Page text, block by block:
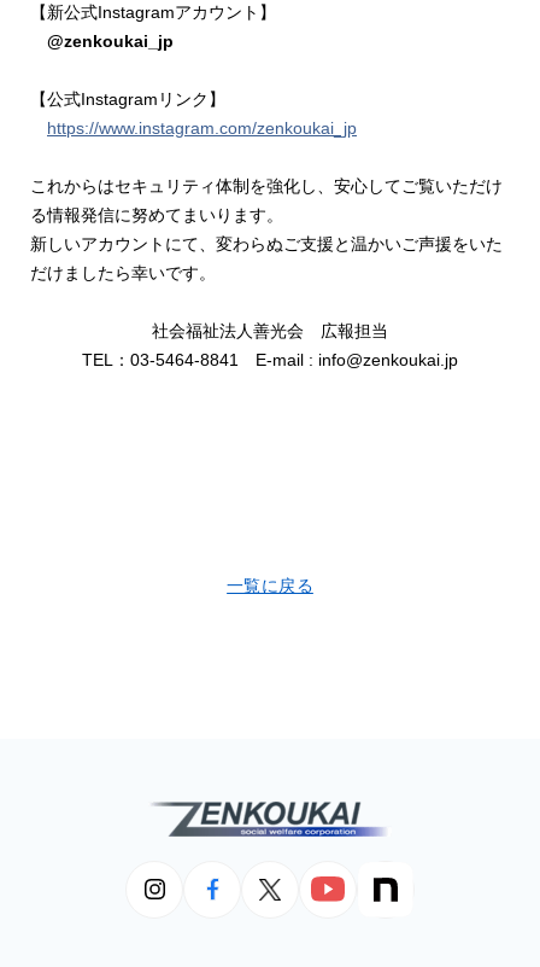
【新公式Instagramアカウント】
@zenkoukai_jp
【公式Instagramリンク】
https://www.instagram.com/zenkoukai_jp
これからはセキュリティ体制を強化し、安心してご覧いただけ
る情報発信に努めてまいります。
新しいアカウントにて、変わらぬご支援と温かいご声援をいた
だけましたら幸いです。
社会福祉法人善光会 広報担当
TEL：03-5464-8841 E-mail : info@zenkoukai.jp
一覧に戻る